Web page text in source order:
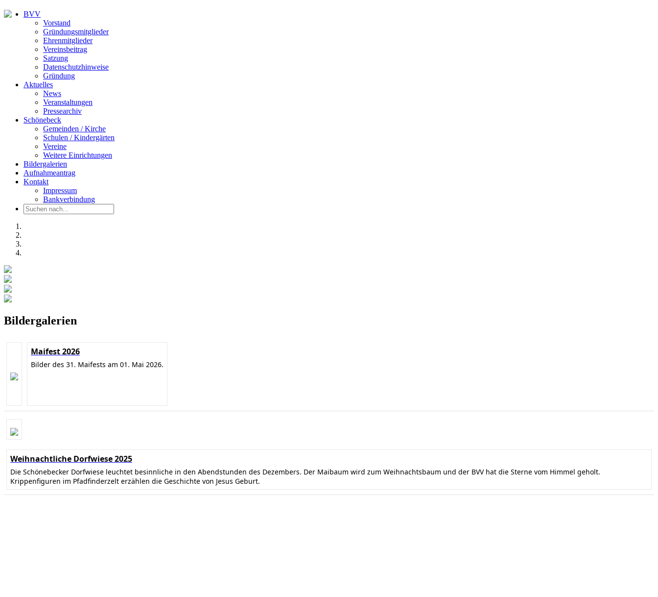
BVV
Vorstand
Gründungsmitglieder
Ehrenmitglieder
Vereinsbeitrag
Satzung
Datenschutzhinweise
Gründung
Aktuelles
News
Veranstaltungen
Pressearchiv
Schönebeck
Gemeinden / Kirche
Schulen / Kindergärten
Vereine
Weitere Einrichtungen
Bildergalerien
Aufnahmeantrag
Kontakt
Impressum
Bankverbindung
Bildergalerien
Maifest 2026
Bilder des 31. Maifests am 01. Mai 2026.
Weihnachtliche Dorfwiese 2025
Die Schönebecker Dorfwiese leuchtet besinnliche in den Abendstunden des Dezembers. Der Maibaum wird zum Weihnachtsbaum und der BVV hat die Sterne vom Himmel geholt.
Krippenfiguren im Pfadfinderzelt erzählen die Geschichte von Jesus Geburt.